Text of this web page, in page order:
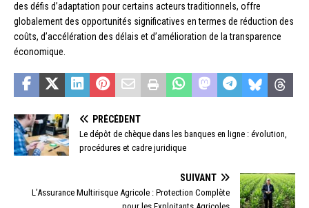
des défis d’adaptation pour certains acteurs traditionnels, offre
globalement des opportunités significatives en termes de réduction des
coûts, d’accélération des délais et d’amélioration de la transparence
économique.
PRÉCÉDENT
Le dépôt de chèque dans les banques en ligne : évolution,
procédures et cadre juridique
SUIVANT
L’Assurance Multirisque Agricole : Protection Complète